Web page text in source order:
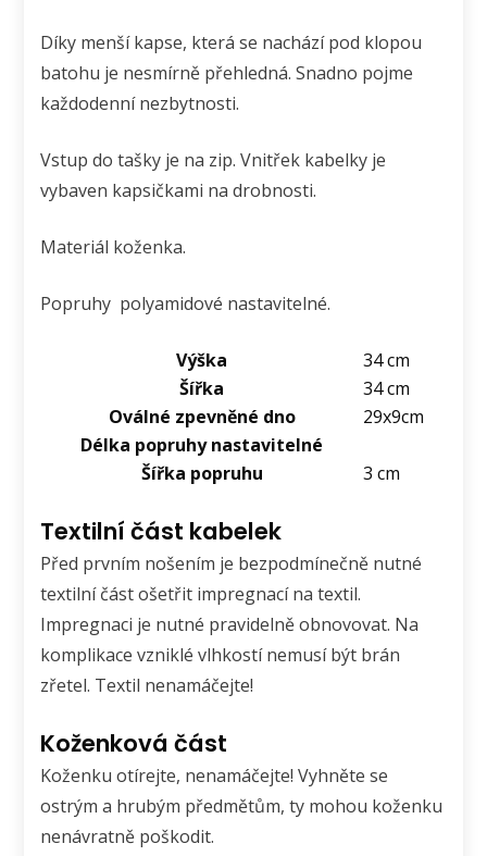
Díky menší kapse, která se nachází pod klopou
batohu je nesmírně přehledná. Snadno pojme
každodenní nezbytnosti.
Vstup do tašky je na zip. Vnitřek kabelky je
vybaven kapsičkami na drobnosti.
Materiál koženka.
Popruhy polyamidové nastavitelné.
Výška
34 cm
Šířka
34 cm
Oválné zpevněné dno
29x9cm
Délka popruhy nastavitelné
Šířka popruhu
3 cm
Textilní část kabelek
Před prvním nošením je bezpodmínečně nutné
textilní část ošetřit impregnací na textil.
Impregnaci je nutné pravidelně obnovovat. Na
komplikace vzniklé vlhkostí nemusí být brán
zřetel. Textil nenamáčejte!
Koženková část
Koženku otírejte, nenamáčejte! Vyhněte se
ostrým a hrubým předmětům, ty mohou koženku
nenávratně poškodit.